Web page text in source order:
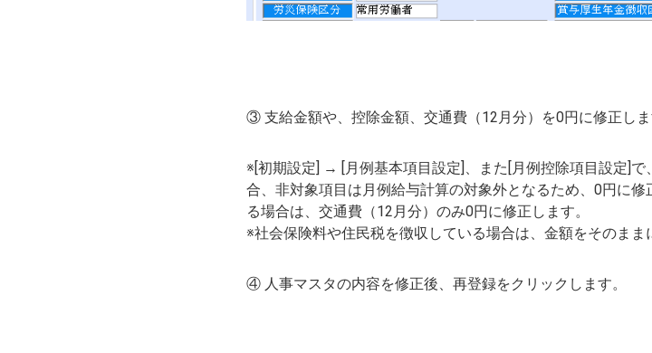
③ 支給金額や、控除金額、交通費（12月分）を0円に修正しま
※[初期設定] → [月例基本項目設定]、また[月例控除項目設定]
合、非対象項目は月例給与計算の対象外となるため、0円に
る場合は、交通費（12月分）のみ0円に修正します。
※社会保険料や住民税を徴収している場合は、金額をそのまま
④ 人事マスタの内容を修正後、再登録をクリックします。